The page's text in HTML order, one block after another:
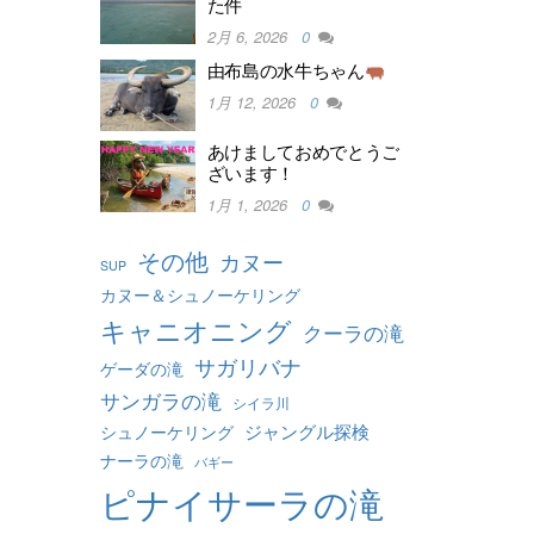
2月 6, 2026 0
由布島の水牛ちゃん
1月 12, 2026 0
あけましておめでとうご
ざいます！
1月 1, 2026 0
SUP その他 カヌー
カヌー＆シュノーケリング
キャニオニング クーラの滝
ゲーダの滝 サガリバナ
サンガラの滝
シイラ川
シュノーケリング ジャングル探検
ナーラの滝 バギー
ピナイサーラの滝